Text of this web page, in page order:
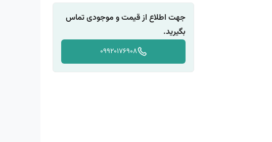
جهت اطلاع از قیمت و موجودی تماس
بگیرید.
09920176908